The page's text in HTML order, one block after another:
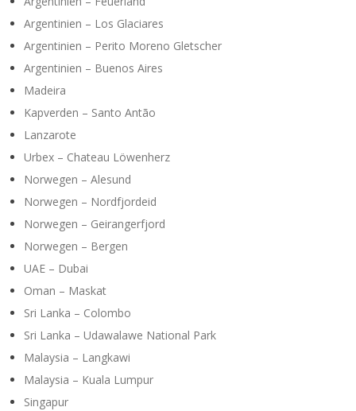
Argentinien – Los Glaciares
Argentinien – Perito Moreno Gletscher
Argentinien – Buenos Aires
Madeira
Kapverden – Santo Antão
Lanzarote
Urbex – Chateau Löwenherz
Norwegen – Alesund
Norwegen – Nordfjordeid
Norwegen – Geirangerfjord
Norwegen – Bergen
UAE – Dubai
Oman – Maskat
Sri Lanka – Colombo
Sri Lanka – Udawalawe National Park
Malaysia – Langkawi
Malaysia – Kuala Lumpur
Singapur